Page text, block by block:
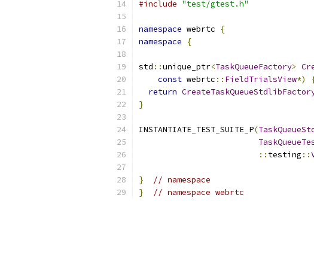
#include "test/gtest.h"
namespace webrtc
{
namespace
{
std ::unique_ptr<TaskQueueFactory>
const webrtc :: FieldTrialsView*)
return
}
INSTANTIATE_TEST_SUITE_P(
:: testing ::
}
// namespace
}
// namespace webrtc